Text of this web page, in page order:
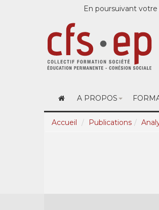
En poursuivant
A PROPOS
Accueil Publications